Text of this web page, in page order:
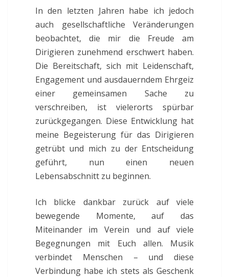
In den letzten Jahren habe ich jedoch
auch gesellschaftliche Veränderungen
beobachtet, die mir die Freude am
Dirigieren zunehmend erschwert haben.
Die Bereitschaft, sich mit Leidenschaft,
Engagement und ausdauerndem Ehrgeiz
einer gemeinsamen Sache zu
verschreiben, ist vielerorts spürbar
zurückgegangen. Diese Entwicklung hat
meine Begeisterung für das Dirigieren
getrübt und mich zu der Entscheidung
geführt, nun einen neuen
Lebensabschnitt zu beginnen.
Ich blicke dankbar zurück auf viele
bewegende Momente, auf das
Miteinander im Verein und auf viele
Begegnungen mit Euch allen. Musik
verbindet Menschen – und diese
Verbindung habe ich stets als Geschenk